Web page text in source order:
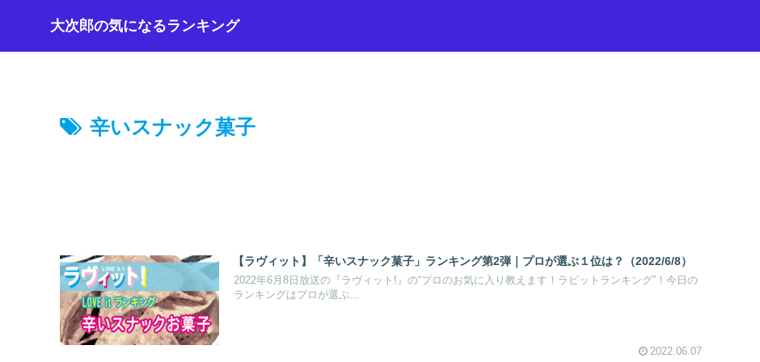
大次郎の気になるランキング
辛いスナック菓子
【ラヴィット】「辛いスナック菓子」ランキング第2弾｜プロが選ぶ１位は？（2022/6/8）
2022年6月8日放送の『ラヴィット!』の“プロのお気に入り教えます！ラビットランキング”！今日の
ランキングはプロが選ぶ...
2022.06.07